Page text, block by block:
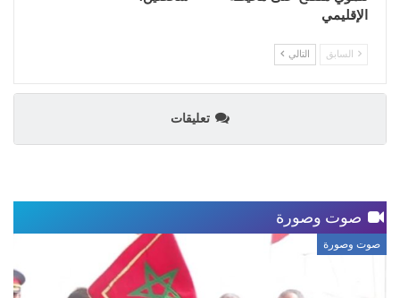
الإقليمي
السابق التالي
تعليقات
صوت وصورة
صوت وصورة